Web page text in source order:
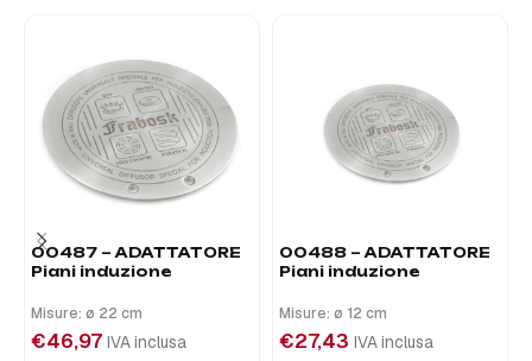
00487 – ADATTATORE
Piani induzione
Misure: ø 22 cm
€46,97 IVA inclusa
00488 – ADATTATORE
Piani induzione
Misure: ø 12 cm
€27,43 IVA inclusa